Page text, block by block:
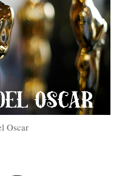
Oscar